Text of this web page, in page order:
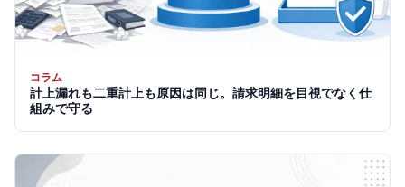
コラム
計上漏れも二重計上も原因は同じ。請求明細を目視でなく仕
組みで守る